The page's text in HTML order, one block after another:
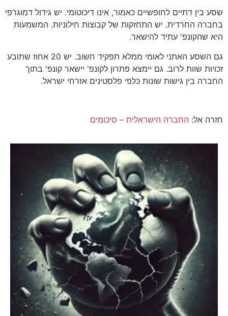
שסע בין דתיים לחופשיים כאמור, אינו דיכוטומי. יש גידול דמוגרפי
בחברה החרדית. יש התחזקות של קבוצות חילוניות. המשמעות
היא שהקונפ' עתיד להישאר.
גם השסע האתני לאומי ממלא תפקיד חשוב. יש 20 אחוז שתובע
זכויות שוות לרוב. גם יימצא פתרון לקונפ' יישאר קונפ' בתוך
החברה בין גישות שונות כלפי פלסטינים אזרחי ישראל.
חזרה אל: החברה הישראלית – סיכומים